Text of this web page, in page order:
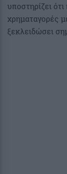
υποστηρίζει
χρηματαγορές
ξεκλειδώσει